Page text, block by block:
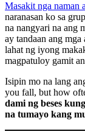
Masakit nga naman
naranasan ko sa
na nangyari na ang
ay tandaan ang
lahat ng iyong
magpatuloy gamit
Isipin mo na lang
you fall, but how
dami ng beses
na tumayo kang